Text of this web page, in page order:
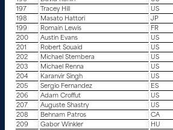
197
Tracey Hill US
198
Masato Hattori JP
199
Romain Lewis FR
200
Austin Evans US
201
Robert Souaid US
202
Michael Stembera US
203
Michael Renna US
204
Karanvir Singh US
205
Sergio Fernandez ES
206
Adam Croffut US
207
Auguste Shastry US
208
Behnam Patros CA
209
Gabor Winkler HU